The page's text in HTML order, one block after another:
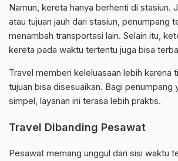
Namun, kereta hanya berhenti di stasiun.
atau tujuan jauh dari stasiun, penumpang
menambah transportasi lain. Selain itu,
kereta pada waktu tertentu juga bisa
Travel memberi keleluasaan lebih karena
tujuan bisa disesuaikan. Bagi penumpang
simpel, layanan ini terasa lebih praktis.
Travel Dibanding Pesawat
Pesawat memang unggul dari sisi waktu